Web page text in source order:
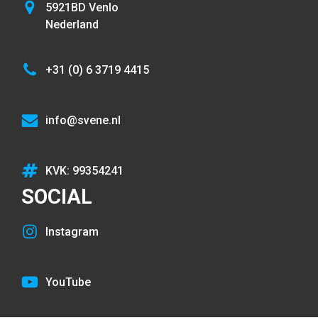
5921BD Venlo
Nederland
+31 (0) 6 3719 4415
info@svene.nl
KVK: 99354241
SOCIAL
Instagram
YouTube